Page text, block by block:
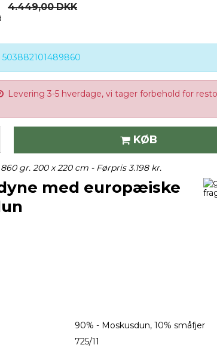
4.449,00 DKK
503882101489860
Levering 3-5 hverdage, vi tager forbehold for
KØB
gr. 200 x 220 cm - Førpris 3.198 kr.
med europæiske
90% - Moskusdun, 10% småfjer
725/11